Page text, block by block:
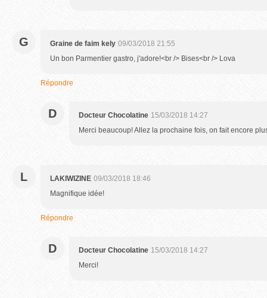
G Graine de faim kely 09/03/2018 21:55
Un bon Parmentier gastro, j'adore!<br /> Bises<br /> Lova
Répondre
D Docteur Chocolatine 15/03/2018 14:27
Merci beaucoup! Allez la prochaine fois, on fait encore
L LAKIWIZINE 09/03/2018 18:46
Magnifique idée!
Répondre
D Docteur Chocolatine 15/03/2018 14:27
Merci!